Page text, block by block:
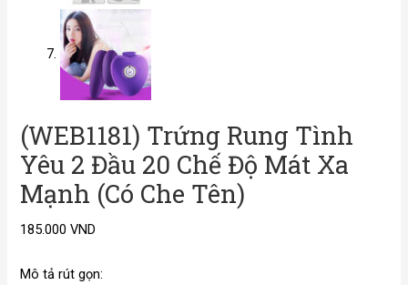
(WEB1181) Trứng Rung Tình
Yêu 2 Đầu 20 Chế Độ Mát Xa
Mạnh (Có Che Tên)
185.000VND
Mô tả rút gọn: